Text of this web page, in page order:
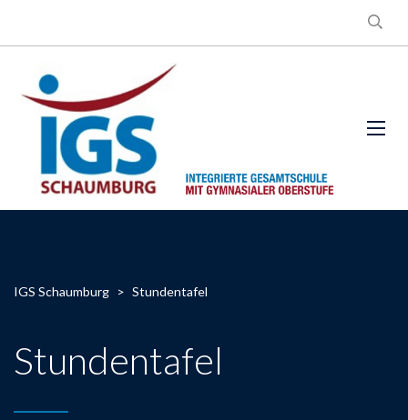
IGS Schaumburg > Stundentafel
Stundentafel